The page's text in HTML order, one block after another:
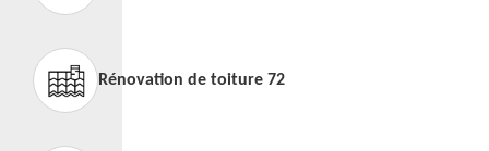
Rénovation de toiture 72